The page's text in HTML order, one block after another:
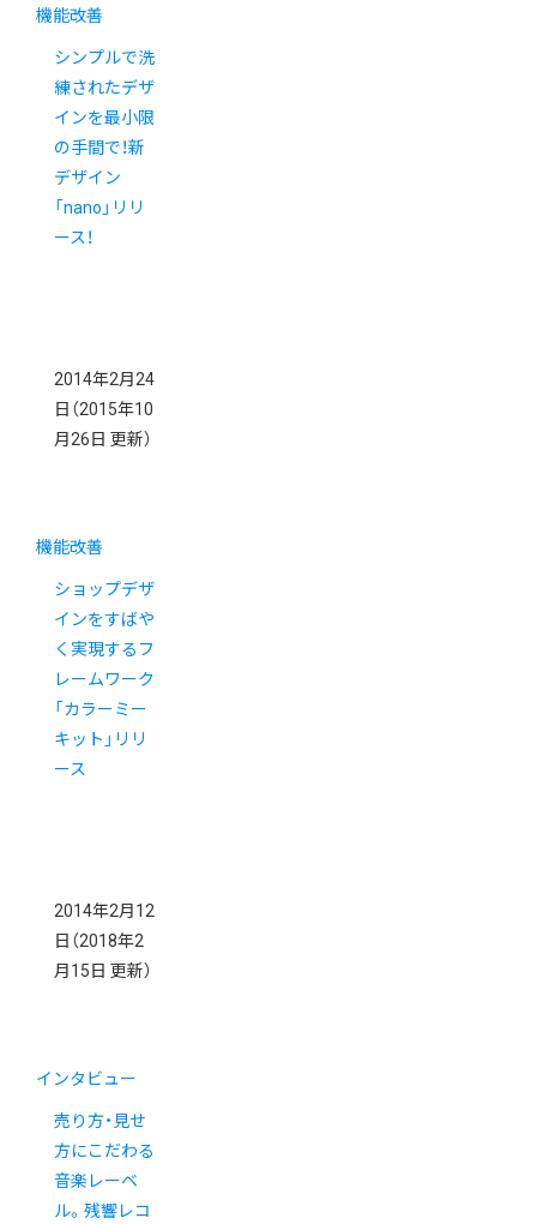
機能改善
シンプルで洗
練されたデザ
インを最小限
の手間で！新
デザイン
「nano」リリ
ース！
2014年2月24
日 （2015年10
月26日 更新）
機能改善
ショップデザ
インをすばや
く実現するフ
レームワーク
「カラーミー
キット」リリ
ース
2014年2月12
日 （2018年2
月15日 更新）
インタビュー
売り方・見せ
方にこだわる
音楽レーベ
ル。残響レコ